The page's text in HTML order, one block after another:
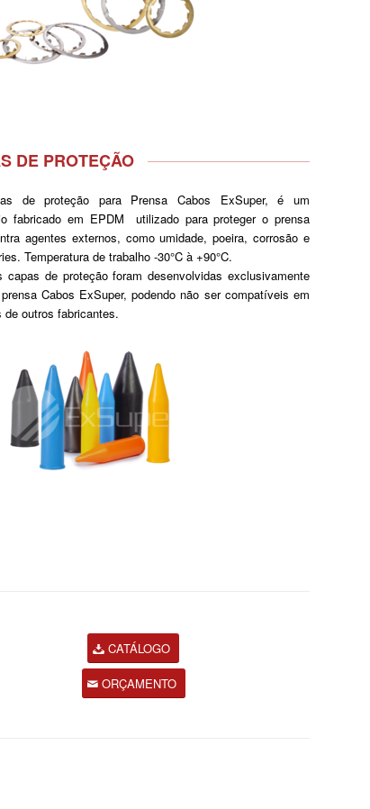
DE PROTEÇÃO
de proteção para Prensa Cabos ExSuper, é um
fabricado em EPDM utilizado para proteger o prensa
agentes externos, como umidade, poeira, corrosão e
Temperatura de trabalho -30°C à +90°C.
capas de proteção foram desenvolvidas exclusivamente
Cabos ExSuper, podendo não ser compatíveis em
de outros fabricantes.
CATÁLOGO
ORÇAMENTO